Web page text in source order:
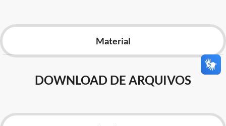
Material
DOWNLOAD DE ARQUIVOS